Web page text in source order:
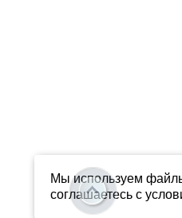
Мы используем
соглашаетесь с